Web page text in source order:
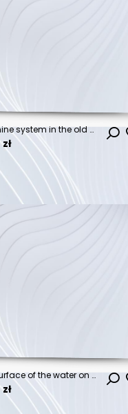
Locomotive of the one-machine system in the old book Meyers Lexicon, vol. 4, 1897, Leipzig
Futuristic train flies over the surface of the water on an air route. Flying transport of the future. Environmentally friendly technology. Conceptual creative illustration. Copy space. 3D rendering.